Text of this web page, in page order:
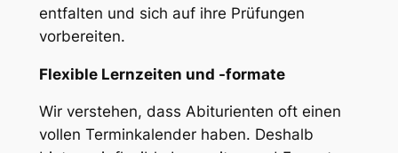
entfalten und sich auf ihre Prüfungen
vorbereiten.
Flexible Lernzeiten und -formate
Wir verstehen, dass Abiturienten oft einen
vollen Terminkalender haben. Deshalb